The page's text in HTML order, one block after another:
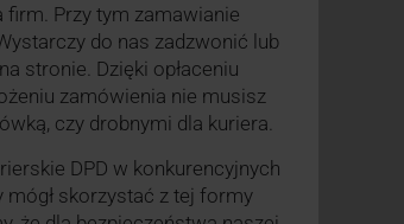
firm. Przy tym zamawianie
do nas zadzwonić lub
stronie. Dzięki opłaceniu
zamówienia nie musisz
czy drobnymi dla kuriera.
DPD w konkurencyjnych
mógł skorzystać z tej formy